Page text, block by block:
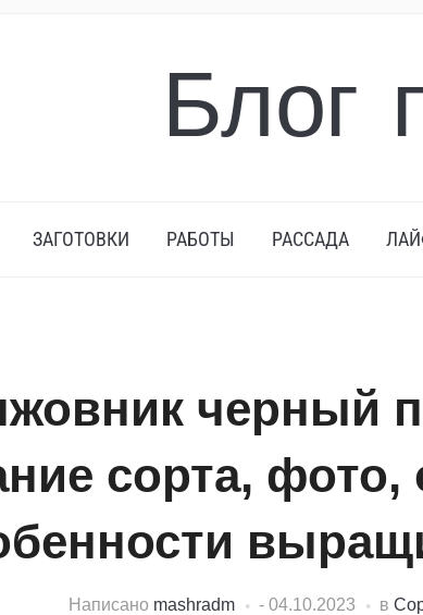
Блог
ЗАГОТОВКИ РАБОТЫ РАССАДА
черный
сорта,
Написано mashradm - 04.10.2023 в